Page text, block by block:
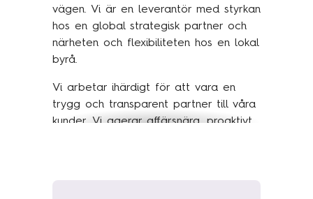
vägen. Vi är en leverantör med styrkan
hos en global strategisk partner och
närheten och flexibiliteten hos en lokal
byrå. ​
Vi arbetar ihärdigt för att vara en
trygg och transparent partner till våra
kunder. Vi agerar affärsnära, proaktivt